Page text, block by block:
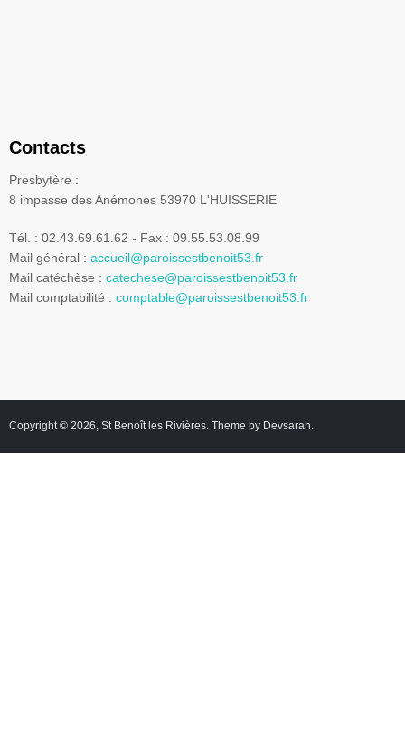
Contacts
Presbytère :
8 impasse des Anémones 53970 L'HUISSERIE
Tél. : 02.43.69.61.62 - Fax : 09.55.53.08.99
Mail général : accueil@paroissestbenoit53.fr
Mail catéchèse : catechese@paroissestbenoit53.fr
Mail comptabilité : comptable@paroissestbenoit53.fr
Copyright © 2026, St Benoît les Rivières. Theme by Devsaran.